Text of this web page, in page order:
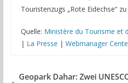
Touristenzugs „Rote Eidechse“
Quelle: Ministère du Tourisme et
| La Presse | Webmanager
Geopark Dahar: Zwei